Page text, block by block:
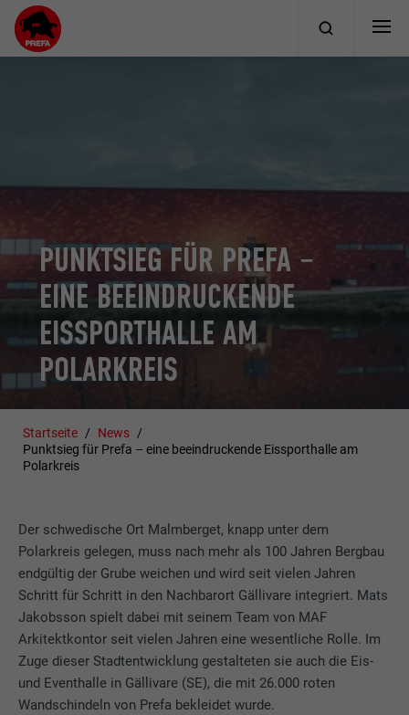
PUNKTSIEG FÜR PREFA –
EINE BEEINDRUCKENDE
EISSPORTHALLE AM
POLARKREIS
Startseite
News
Punktsieg für Prefa – eine beeindruckende Eissporthalle am
Polarkreis
Der schwedische Ort Malmberget, knapp unter dem
Polarkreis gelegen, muss nach mehr als 100 Jahren Bergbau
endgültig der Grube weichen und wird seit vielen Jahren
Schritt für Schritt in den Nachbarort Gällivare integriert. Mats
Jakobsson spielt dabei mit seinem Team von MAF
Arkitektkontor seit vielen Jahren eine wesentliche Rolle. Im
Zuge dieser Stadtentwicklung gestalteten sie auch die Eis-
und Eventhalle in Gällivare (SE), die mit 26.000 roten
Wandschindeln von Prefa bekleidet wurde.